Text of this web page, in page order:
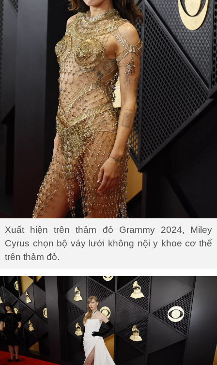
Xuất hiện trên thảm đỏ Grammy 2024, Miley
Cyrus chọn bộ váy lưới không nội y khoe cơ thể
trên thảm đỏ.